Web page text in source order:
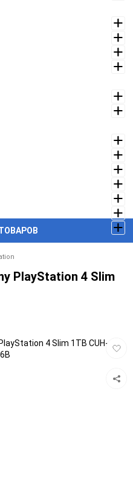
PlayStation 4 Slim